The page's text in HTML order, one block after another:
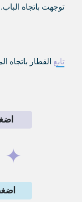
توجهت باتجاه الباب.
تابع القطار باتجاه
✦